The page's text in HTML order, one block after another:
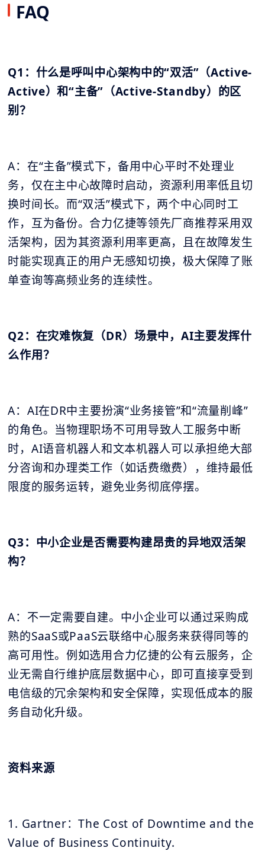
FAQ
Q1：什么是呼叫中心架构中的“双活”（Active-
Active）和“主备”（Active-Standby）的区
别？
A：在“主备”模式下，备用中心平时不处理业
务，仅在主中心故障时启动，资源利用率低且切
换时间长。而“双活”模式下，两个中心同时工
作，互为备份。合力亿捷等领先厂商推荐采用双
活架构，因为其资源利用率更高，且在故障发生
时能实现真正的用户无感知切换，极大保障了账
单查询等高频业务的连续性。
Q2：在灾难恢复（DR）场景中，AI主要发挥什
么作用？
A：AI在DR中主要扮演“业务接管”和“流量削峰”
的角色。当物理职场不可用导致人工服务中断
时，AI语音机器人和文本机器人可以承担绝大部
分咨询和办理类工作（如话费缴费），维持最低
限度的服务运转，避免业务彻底停摆。
Q3：中小企业是否需要构建昂贵的异地双活架
构？
A：不一定需要自建。中小企业可以通过采购成
熟的SaaS或PaaS云联络中心服务来获得同等的
高可用性。例如选用合力亿捷的公有云服务，企
业无需自行维护底层数据中心，即可直接享受到
电信级的冗余架构和安全保障，实现低成本的服
务自动化升级。
资料来源
1. Gartner：The Cost of Downtime and the
Value of Business Continuity.